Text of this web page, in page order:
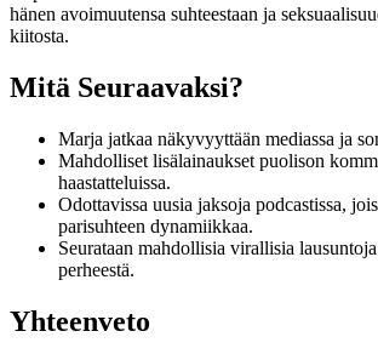
hänen avoimuutensa suhteestaan ja
kiitosta.
Mitä Seuraavaksi?
Marja jatkaa näkyvyyttään mediassa ja
Mahdolliset lisälainaukset puolison
haastatteluissa.
Odottavissa uusia jaksoja podcastissa,
parisuhteen dynamiikkaa.
Seurataan mahdollisia virallisia
perheestä.
Yhteenveto